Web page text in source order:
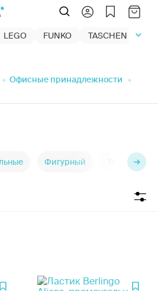
LEGO FUNKO TASCHEN
Офисные принадлежности
Фигурный Треугольные